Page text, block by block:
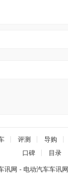
评测 导购
口碑
目录
讯网 - 电动汽车车讯网